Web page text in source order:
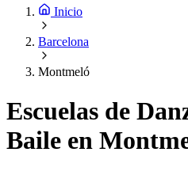
Inicio
Barcelona
Montmeló
Escuelas de
Baile en